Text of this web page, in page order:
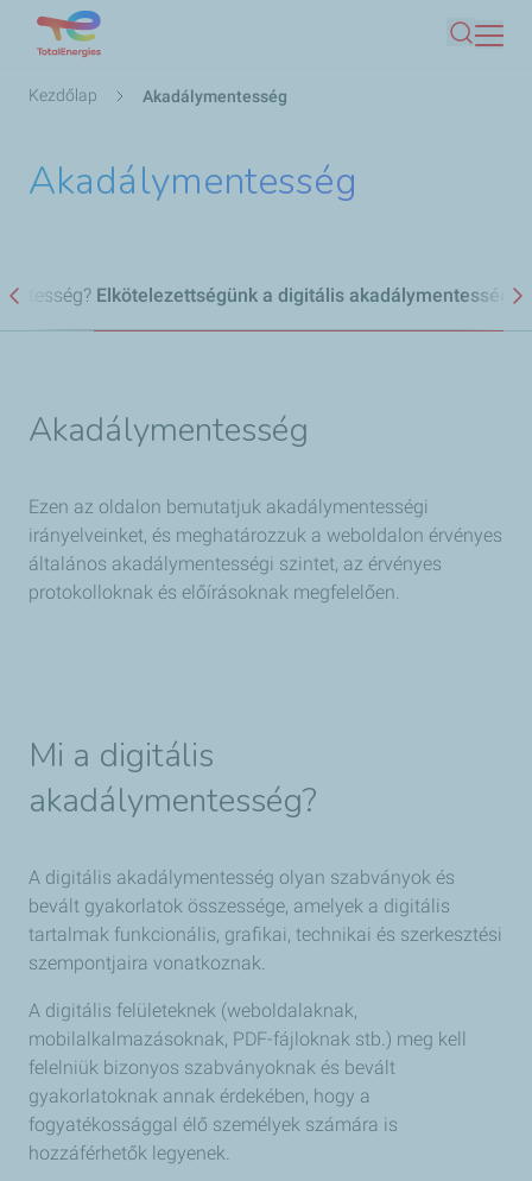
tartalomra
Keresés
Morzsa
Kezdőlap Akadálymentesség
Akadálymentesség
Elkötelezettségünk a digitális akadálymentesség
Akadálymentesség
Ezen az oldalon bemutatjuk akadálymentességi
irányelveinket, és meghatározzuk a weboldalon érvényes
általános akadálymentességi szintet, az érvényes
protokolloknak és előírásoknak megfelelően.
Mi a digitális
akadálymentesség?
A digitális akadálymentesség olyan szabványok és
bevált gyakorlatok összessége, amelyek a digitális
tartalmak funkcionális, grafikai, technikai és szerkesztési
szempontjaira vonatkoznak.
A digitális felületeknek (weboldalaknak,
mobilalkalmazásoknak, PDF-fájloknak stb.) meg kell
felelniük bizonyos szabványoknak és bevált
gyakorlatoknak annak érdekében, hogy a
fogyatékossággal élő személyek számára is
hozzáférhetők legyenek.